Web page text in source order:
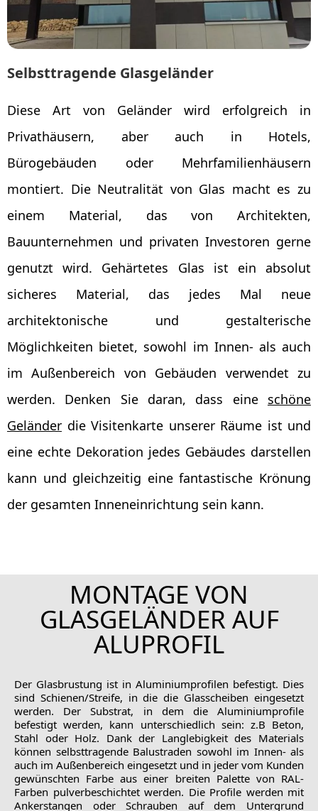
Selbsttragende Glasgeländer
Diese Art von Geländer wird erfolgreich in
Privathäusern, aber auch in Hotels,
Bürogebäuden oder Mehrfamilienhäusern
montiert. Die Neutralität von Glas macht es zu
einem Material, das von Architekten,
Bauunternehmen und privaten Investoren gerne
genutzt wird. Gehärtetes Glas ist ein absolut
sicheres Material, das jedes Mal neue
architektonische und gestalterische
Möglichkeiten bietet, sowohl im Innen- als auch
im Außenbereich von Gebäuden verwendet zu
werden. Denken Sie daran, dass eine schöne
Geländer die Visitenkarte unserer Räume ist und
eine echte Dekoration jedes Gebäudes darstellen
kann und gleichzeitig eine fantastische Krönung
der gesamten Inneneinrichtung sein kann.
MONTAGE VON
GLASGELÄNDER AUF
ALUPROFIL
Der Glasbrustung ist in Aluminiumprofilen befestigt. Dies
sind Schienen/Streife, in die die Glasscheiben eingesetzt
werden. Der Substrat, in dem die Aluminiumprofile
befestigt werden, kann unterschiedlich sein: z.B Beton,
Stahl oder Holz. Dank der Langlebigkeit des Materials
können selbsttragende Balustraden sowohl im Innen- als
auch im Außenbereich eingesetzt und in jeder vom Kunden
gewünschten Farbe aus einer breiten Palette von RAL-
Farben pulverbeschichtet werden. Die Profile werden mit
Ankerstangen oder Schrauben auf dem Untergrund